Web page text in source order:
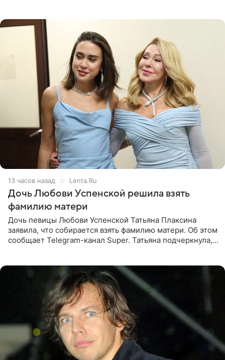
13 часов назад Lenta.Ru
Дочь Любови Успенской решила взять
фамилию матери
Дочь певицы Любови Успенской Татьяна Плаксина
заявила, что собирается взять фамилию матери. Об этом
сообщает Telegram-канал Super. Татьяна подчеркнула,